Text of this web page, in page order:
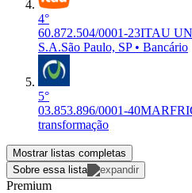
4°
60.872.504/0001-23ITAU
S.A.São Paulo, SP • Bancário
5°
03.853.896/0001-40
transformação
Mostrar listas completas
Sobre essa lista
Premium